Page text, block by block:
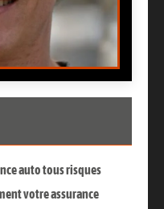
auto tous risques
votre assurance